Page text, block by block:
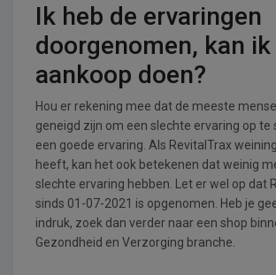
Ik heb de ervaringen
doorgenomen, kan
aankoop doen?
Hou er rekening mee dat de meeste
geneigd zijn om een slechte ervaring op te
een goede ervaring. Als RevitalTrax
heeft, kan het ook betekenen dat weinig
slechte ervaring hebben. Let er wel op dat
sinds 01-07-2021 is opgenomen. Heb je
indruk, zoek dan verder naar een shop
Gezondheid en Verzorging branche.